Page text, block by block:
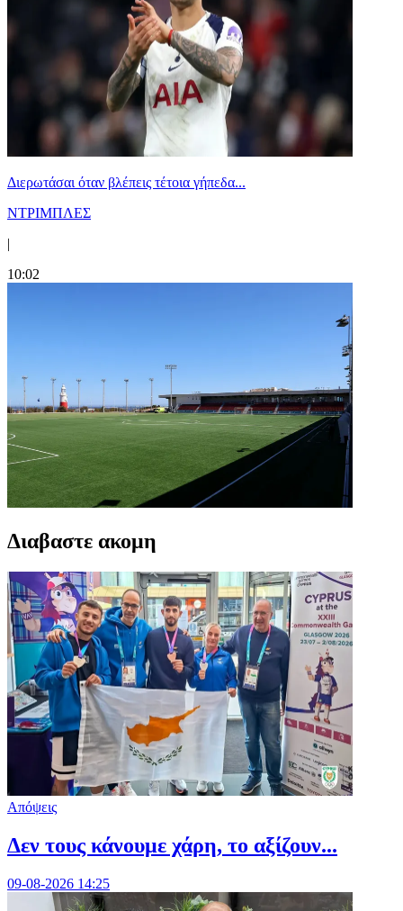
Διερωτάσαι όταν βλέπεις τέτοια γήπεδα...
ΝΤΡΙΜΠΛΕΣ
|
10:02
Διαβαστε ακομη
Απόψεις
Δεν τους κάνουμε χάρη, το αξίζουν...
09-08-2026 14:25